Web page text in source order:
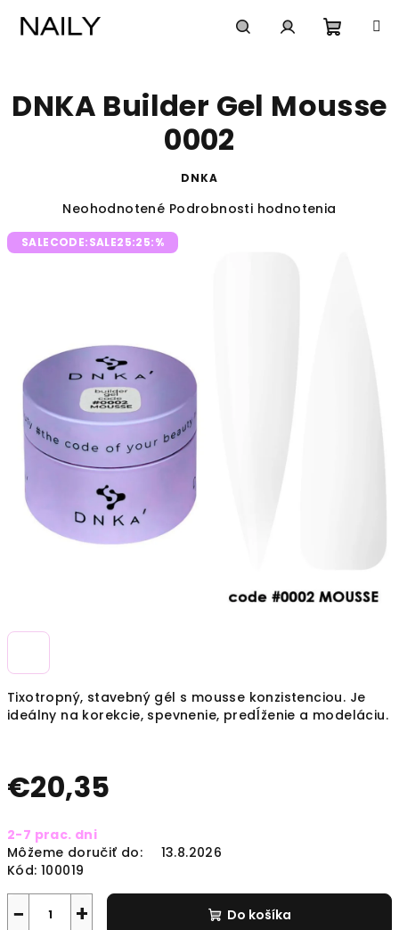
košík
Tixotropný, stavebný gél s mousse konzistenciou. Je
ideálny na korekcie, spevnenie, predĺženie a modeláciu.
€20,35
cena:
2-7 prac. dni
Môžeme doručiť do:
13.8.2026
Kód: 100019
+
− Do košíka
DNKA Builder Gel Mousse
0002
DNKA
Priemerné
produktu
Neohodnotené Podrobnosti hodnotenia
SALECODE:SALE25:25:%